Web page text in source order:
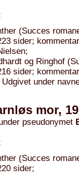
(Succes
sider;
og Ringhof
sider;
Udgivet under
mor,
pseudonymet
(Succes
sider;